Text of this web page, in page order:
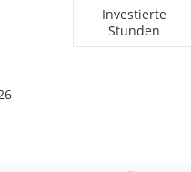
Investierte
Stunden